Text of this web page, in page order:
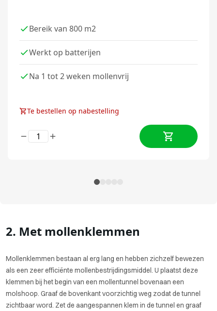
Bereik van 800 m2
Werkt op batterijen
Na 1 tot 2 weken mollenvrij
Te bestellen op nabestelling
2. Met mollenklemmen
Mollenklemmen bestaan al erg lang en hebben zichzelf bewezen
als een zeer efficiënte mollenbestrijdingsmiddel. U plaatst deze
klemmen bij het begin van een mollentunnel bovenaan een
molshoop. Graaf de bovenkant voorzichtig weg zodat de tunnel
zichtbaar word. Zet de aangespannen klem in de tunnel en graaf